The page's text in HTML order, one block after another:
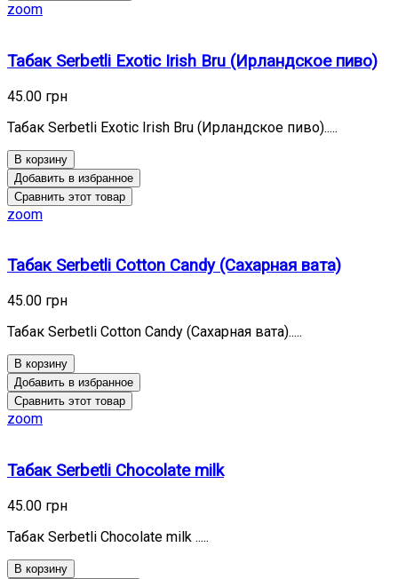
zoom
Табак Serbetli Exotic Irish Bru (Ирландское пиво)
45.00 грн
Табак Serbetli Exotic Irish Bru (Ирландское пиво).....
В корзину
Добавить в избранное
Сравнить этот товар
zoom
Табак Serbetli Cotton Candy (Сахарная вата)
45.00 грн
Табак Serbetli Cotton Candy (Сахарная вата).....
В корзину
Добавить в избранное
Сравнить этот товар
zoom
Табак Serbetli Chocolate milk
45.00 грн
Табак Serbetli Chocolate milk .....
В корзину